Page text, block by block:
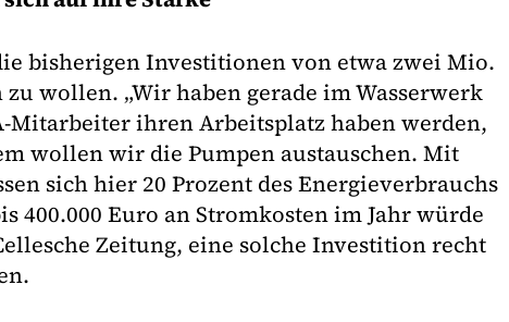
bisherigen Investitionen von etwa zwei Mio.
wollen. „Wir haben gerade im Wasserwerk
Mitarbeiter ihren Arbeitsplatz haben werden,
wollen wir die Pumpen austauschen. Mit
sich hier 20 Prozent des Energieverbrauchs
400.000 Euro an Stromkosten im Jahr würde
Zeitung, eine solche Investition recht